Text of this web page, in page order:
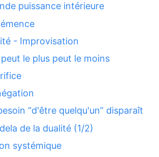
puissance intérieure
- Improvisation
peut le plus peut le moins
“d'être quelqu'un” disparaît
de la dualité (1/2)
systémique